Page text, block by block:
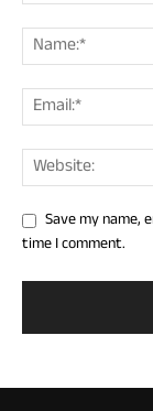
Save my name,
time I comment.